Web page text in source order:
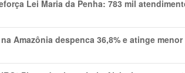
Lei Maria da Penha: 783 mil
Amazônia despenca 36,8% e atinge